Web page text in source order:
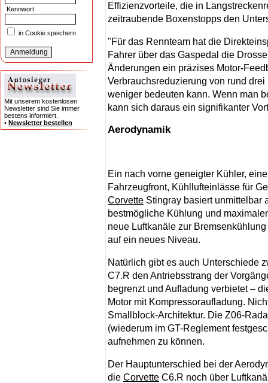
Kennwort
in Cookie speichern
Mit unserem kostenlosen
Newsletter sind Sie immer
bestens informiert.
• Newsletter bestellen
Effizienzvorteile, die in
zeitraubende Boxenstopps den
"Für das Rennteam hat die
Fahrer über das Gaspedal die
Änderungen ein präzises Motor-
Verbrauchsreduzierung von rund
weniger bedeuten kann. Wenn man
kann sich daraus ein signifikanter
Aerodynamik
Ein nach vorne geneigter Kühler,
Fahrzeugfront, Kühllufteinlässe für
Corvette Stingray basiert unmittelbar
bestmögliche Kühlung und
neue Luftkanäle zur
auf ein neues Niveau.
Natürlich gibt es auch Unterschiede
C7.R den Antriebsstrang der
begrenzt und Aufladung verbietet –
Motor mit Kompressoraufladung.
Smallblock-Architektur. Die Z06-
(wiederum im GT-Reglement
aufnehmen zu können.
Der Hauptunterschied bei der
die Corvette C6.R noch über